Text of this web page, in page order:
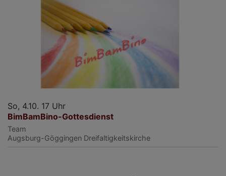
So, 4.10. 17 Uhr
BimBamBino-Gottesdienst
Team
Augsburg-Göggingen Dreifaltigkeitskirche